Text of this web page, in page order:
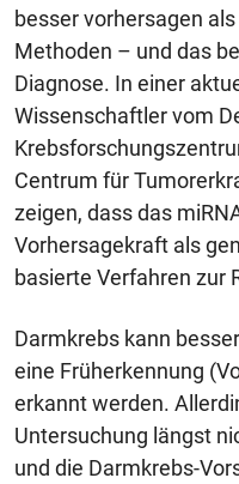
besser vorhersagen
Methoden – und das
Diagnose. In einer
Wissenschaftler vom
Centrum für
zeigen, dass das
Vorhersagekraft als
basierte Verfahren zur
Darmkrebs kann
eine Früherkennung
erkannt werden.
Untersuchung längst
und die Darmkrebs-